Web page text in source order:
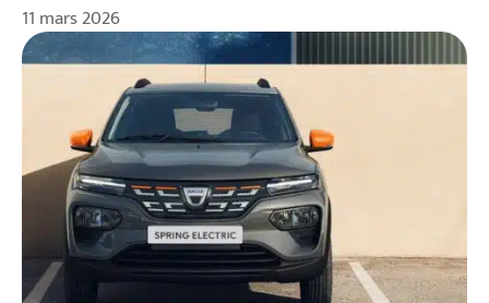
11 mars 2026